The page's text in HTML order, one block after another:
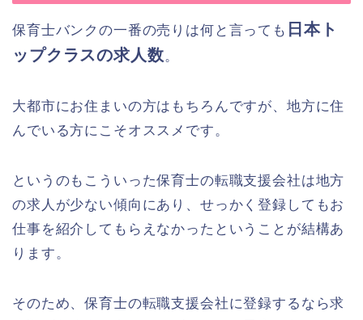
保育士バンクの一番の売りは何と言っても 日本ト
ップクラスの求人数。
大都市にお住まいの方はもちろんですが、地方に住
んでいる方にこそオススメです。
というのもこういった保育士の転職支援会社は地方
の求人が少ない傾向にあり、せっかく登録してもお
仕事を紹介してもらえなかったということが結構あ
ります。
そのため、保育士の転職支援会社に登録するなら求